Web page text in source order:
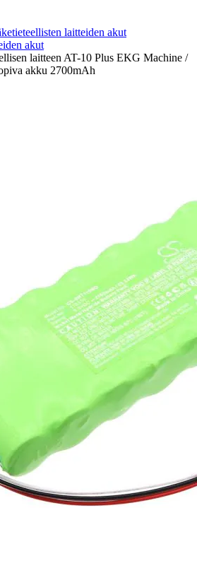
laitteiden akut
akut
laitteen AT-10 Plus EKG Machine /
akku 2700mAh